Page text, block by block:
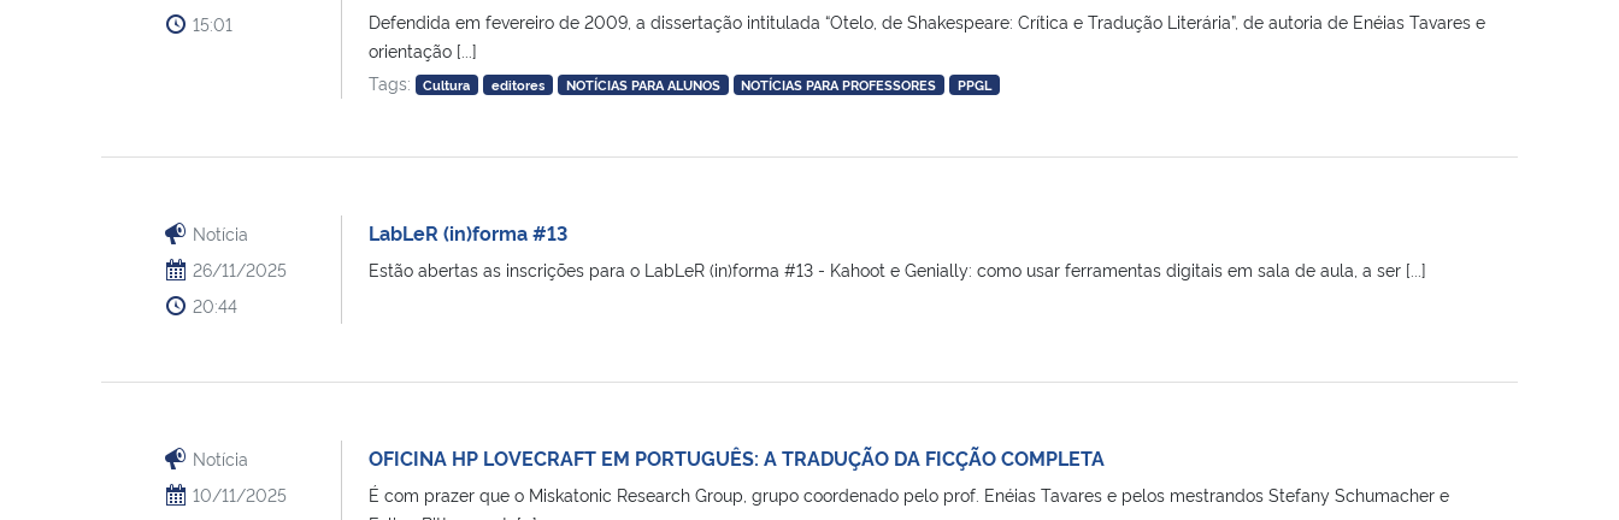
15:01
Defendida em fevereiro de 2009, a dissertação intitulada “Otelo, de Shakespeare: Crítica e Tradução Literária”, de autoria de Enéias Tavares e
orientação [...]
Tags:
Cultura editores NOTÍCIAS PARA ALUNOS NOTÍCIAS PARA PROFESSORES PPGL
Notícia
26/11/2025
20:44
LabLeR (in)forma #13
Estão abertas as inscrições para o LabLeR (in)forma #13 - Kahoot e Genially: como usar ferramentas digitais em sala de aula, a ser [...]
Notícia
10/11/2025
OFICINA HP LOVECRAFT EM PORTUGUÊS: A TRADUÇÃO DA FICÇÃO COMPLETA
É com prazer que o Miskatonic Research Group, grupo coordenado pelo prof. Enéias Tavares e pelos mestrandos Stefany Schumacher e